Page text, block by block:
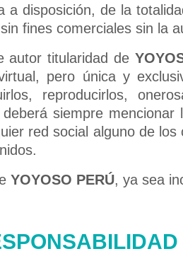
a disposición, de la
fines comerciales sin la
autor titularidad de
pero única y
reproducirlos,
siempre mencionar
red social alguno de
YOYOSO PERÚ, ya sea